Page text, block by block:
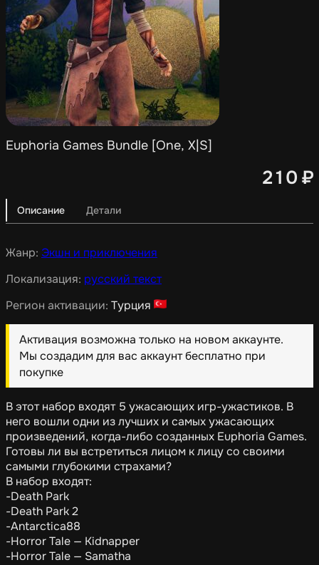
Euphoria Games Bundle [One, X|S]
210 ₽
Описание Детали
Жанр: Экшн и приключения
Локализация: русский текст
Регион активации: Турция
Активация возможна только на новом аккаунте.
Мы создадим для вас аккаунт бесплатно при
покупке
В этот набор входят 5 ужасающих игр-ужастиков. В
него вошли одни из лучших и самых ужасающих
произведений, когда-либо созданных Euphoria Games.
Готовы ли вы встретиться лицом к лицу со своими
самыми глубокими страхами?
В набор входят:
-Death Park
-Death Park 2
-Antarctica88
-Horror Tale — Kidnapper
-Horror Tale — Samatha